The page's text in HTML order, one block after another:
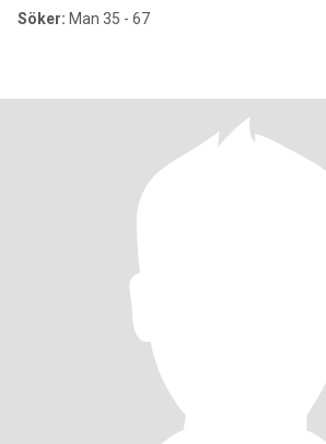
Söker: Man 35 - 67